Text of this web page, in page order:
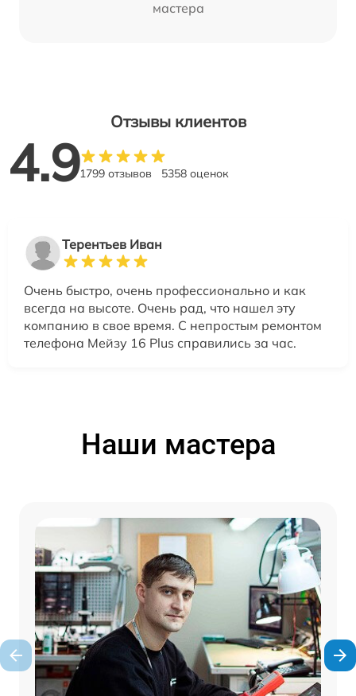
мастера
Отзывы клиентов
4.91799 отзывов 5358 оценок
Терентьев Иван
Очень быстро, очень профессионально и как
всегда на высоте. Очень рад, что нашел эту
компанию в свое время. С непростым ремонтом
телефона Мейзу 16 Plus справились за час.
Наши мастера